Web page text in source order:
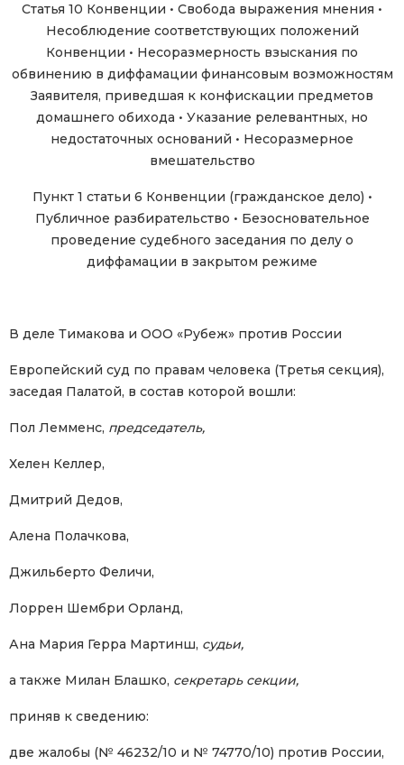
Статья 10 Конвенции • Свобода выражения мнения •
Несоблюдение соответствующих положений
Конвенции • Несоразмерность взыскания по
обвинению в диффамации финансовым возможностям
Заявителя, приведшая к конфискации предметов
домашнего обихода • Указание релевантных, но
недостаточных оснований • Несоразмерное
вмешательство
Пункт 1 статьи 6 Конвенции (гражданское дело) •
Публичное разбирательство • Безосновательное
проведение судебного заседания по делу о
диффамации в закрытом режиме
В деле Тимакова и ООО «Рубеж» против России
Европейский суд по правам человека (Третья секция),
заседая Палатой, в состав которой вошли:
Пол Лемменс, председатель,
Хелен Келлер,
Дмитрий Дедов,
Алена Полачкова,
Джильберто Феличи,
Лоррен Шембри Орланд,
Ана Мария Герра Мартинш, судьи,
а также Милан Блашко, секретарь секции,
приняв к сведению:
две жалобы (№ 46232/10 и № 74770/10) против России,